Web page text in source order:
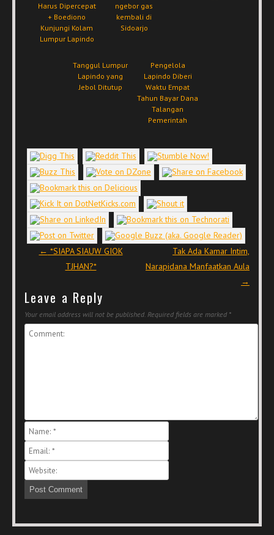
Harus Dipercepat
+ Boediono
Kunjungi Kolam
Lumpur Lapindo
ngebor gas
kembali di
Sidoarjo
Tanggul Lumpur
Lapindo yang
Jebol Ditutup
Pengelola
Lapindo Diberi
Waktu Empat
Tahun Bayar Dana
Talangan
Pemerintah
Post navigation
← *SIAPA SIAUW GIOK
TJHAN?*
Tak Ada Kamar Intim,
Narapidana Manfaatkan Aula
→
Leave a Reply
Your email address will not be published. Required fields are marked *